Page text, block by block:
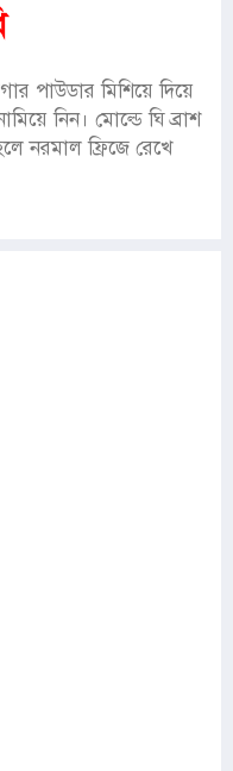
পাউডার মিশিয়ে দিয়ে
নিন। মোল্ডে ঘি ব্রাশ
নরমাল ফ্রিজে রেখে